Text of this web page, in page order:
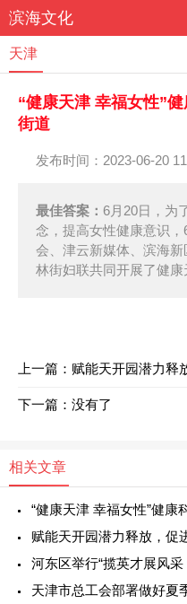
滨海文化
天津
“健康天津 幸福女性”
街道
发布时间：2023-06-20
最佳答案： 6月20日，为
念，提高女性健康意识
会、津云新媒体、滨海
林街妇联共同开展了健康
上一篇： 赋能天开园潜力释
下一篇：没有了
相关文章
“健康天津 幸福女性”健康
赋能天开园潜力释放，促
河东区举行“揽英才展风采
天津市总工会部署做好夏